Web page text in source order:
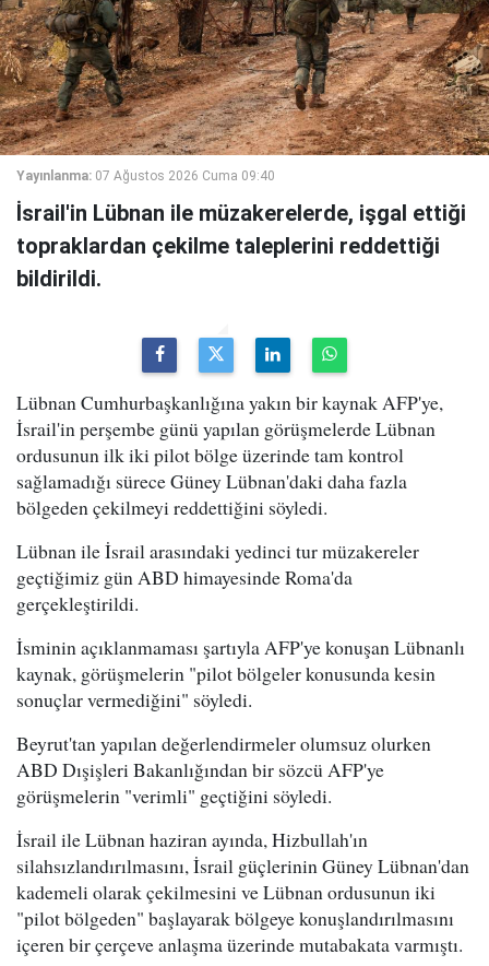
Yayınlanma: 07 Ağustos 2026 Cuma 09:40
İsrail'in Lübnan ile müzakerelerde, işgal ettiği
topraklardan çekilme taleplerini reddettiği
bildirildi.
Lübnan Cumhurbaşkanlığına yakın bir kaynak AFP'ye,
İsrail'in perşembe günü yapılan görüşmelerde Lübnan
ordusunun ilk iki pilot bölge üzerinde tam kontrol
sağlamadığı sürece Güney Lübnan'daki daha fazla
bölgeden çekilmeyi reddettiğini söyledi.
Lübnan ile İsrail arasındaki yedinci tur müzakereler
geçtiğimiz gün ABD himayesinde Roma'da
gerçekleştirildi.
İsminin açıklanmaması şartıyla AFP'ye konuşan Lübnanlı
kaynak, görüşmelerin "pilot bölgeler konusunda kesin
sonuçlar vermediğini" söyledi.
Beyrut'tan yapılan değerlendirmeler olumsuz olurken
ABD Dışişleri Bakanlığından bir sözcü AFP'ye
görüşmelerin "verimli" geçtiğini söyledi.
İsrail ile Lübnan haziran ayında, Hizbullah'ın
silahsızlandırılmasını, İsrail güçlerinin Güney Lübnan'dan
kademeli olarak çekilmesini ve Lübnan ordusunun iki
"pilot bölgeden" başlayarak bölgeye konuşlandırılmasını
içeren bir çerçeve anlaşma üzerinde mutabakata varmıştı.